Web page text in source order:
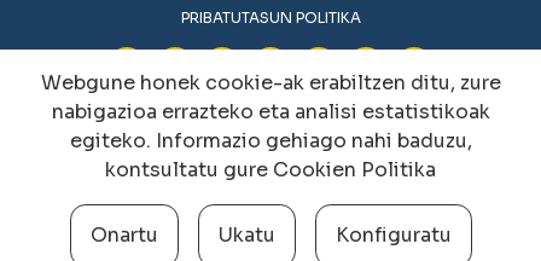
PRIBATUTASUN POLITIKA
Cookien konfigurazioa aldatu
Webgune honek cookie-ak erabiltzen ditu, zure
nabigazioa errazteko eta analisi estatistikoak
egiteko. Informazio gehiago nahi baduzu,
kontsultatu gure Cookien Politika
Onartu Ukatu Konfiguratu